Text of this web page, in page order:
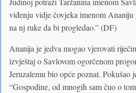
viđenju vidje čovjeka imenom Ananiju
na nj ruke da bi progledao.” (DF)
Ananija je jedva mogao vjerovati
izvještaj o Savlovom ogorčenom
Jeruzalemu bio opće poznat. Pokušao
“Gospodine, od mnogih sam čuo o